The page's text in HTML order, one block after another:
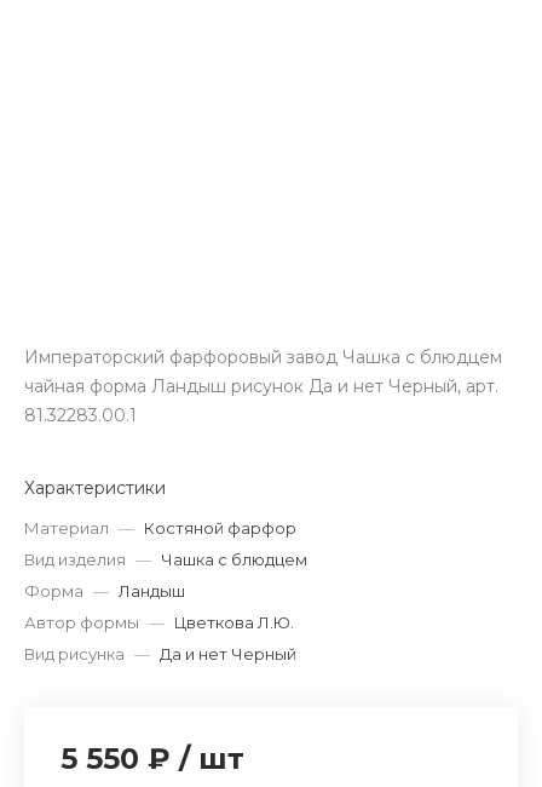
Императорский фарфоровый завод Чашка с блюдцем
чайная форма Ландыш рисунок Да и нет Черный, арт.
81.32283.00.1
Характеристики
Материал — Костяной фарфор
Вид изделия — Чашка с блюдцем
Форма — Ландыш
Автор формы — Цветкова Л.Ю.
Вид рисунка — Да и нет Черный
5 550 ₽ / шт